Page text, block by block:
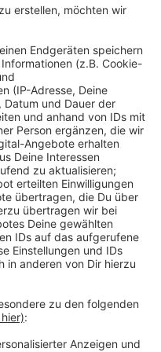
sich jetzt dafür
Zuschuss
hoch. Ein Kita-Betrieb
Platz möglich.
abschließend.
der Investor Kindern
näherbringen.
das
das macht Natur für